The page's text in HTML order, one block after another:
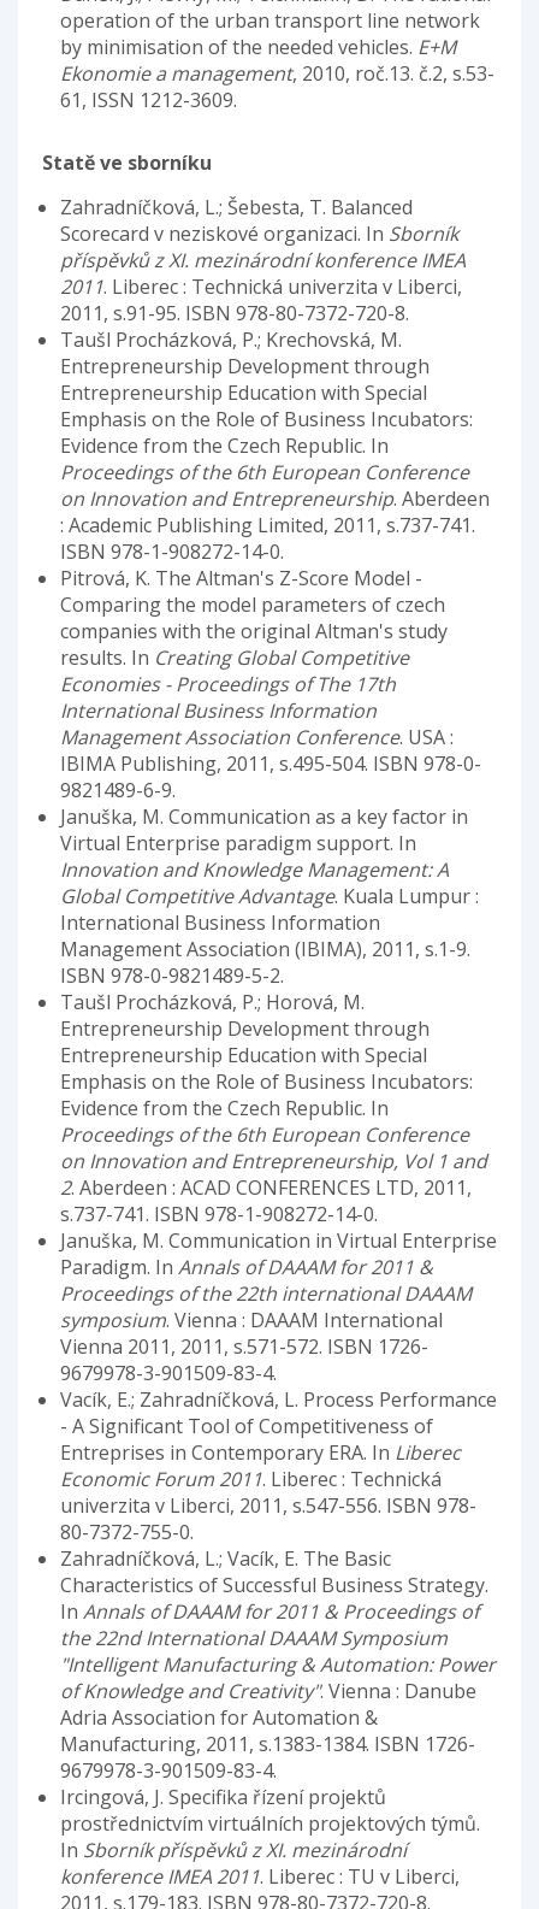
operation of the urban transport line network
by minimisation of the needed vehicles. E+M
Ekonomie a management, 2010, roč.13. č.2, s.53-
61, ISSN 1212-3609.
Statě ve sborníku
Zahradníčková, L.; Šebesta, T. Balanced
Scorecard v neziskové organizaci. In Sborník
příspěvků z XI. mezinárodní konference IMEA
2011. Liberec : Technická univerzita v Liberci,
2011, s.91-95. ISBN 978-80-7372-720-8.
Taušl Procházková, P.; Krechovská, M.
Entrepreneurship Development through
Entrepreneurship Education with Special
Emphasis on the Role of Business Incubators:
Evidence from the Czech Republic. In
Proceedings of the 6th European Conference
on Innovation and Entrepreneurship. Aberdeen
: Academic Publishing Limited, 2011, s.737-741.
ISBN 978-1-908272-14-0.
Pitrová, K. The Altman's Z-Score Model -
Comparing the model parameters of czech
companies with the original Altman's study
results. In Creating Global Competitive
Economies - Proceedings of The 17th
International Business Information
Management Association Conference. USA :
IBIMA Publishing, 2011, s.495-504. ISBN 978-0-
9821489-6-9.
Januška, M. Communication as a key factor in
Virtual Enterprise paradigm support. In
Innovation and Knowledge Management: A
Global Competitive Advantage. Kuala Lumpur :
International Business Information
Management Association (IBIMA), 2011, s.1-9.
ISBN 978-0-9821489-5-2.
Taušl Procházková, P.; Horová, M.
Entrepreneurship Development through
Entrepreneurship Education with Special
Emphasis on the Role of Business Incubators:
Evidence from the Czech Republic. In
Proceedings of the 6th European Conference
on Innovation and Entrepreneurship, Vol 1 and
2. Aberdeen : ACAD CONFERENCES LTD, 2011,
s.737-741. ISBN 978-1-908272-14-0.
Januška, M. Communication in Virtual Enterprise
Paradigm. In Annals of DAAAM for 2011 &
Proceedings of the 22th international DAAAM
symposium. Vienna : DAAAM International
Vienna 2011, 2011, s.571-572. ISBN 1726-
9679978-3-901509-83-4.
Vacík, E.; Zahradníčková, L. Process Performance
- A Significant Tool of Competitiveness of
Entreprises in Contemporary ERA. In Liberec
Economic Forum 2011. Liberec : Technická
univerzita v Liberci, 2011, s.547-556. ISBN 978-
80-7372-755-0.
Zahradníčková, L.; Vacík, E. The Basic
Characteristics of Successful Business Strategy.
In Annals of DAAAM for 2011 & Proceedings of
the 22nd International DAAAM Symposium
"Intelligent Manufacturing & Automation: Power
of Knowledge and Creativity". Vienna : Danube
Adria Association for Automation &
Manufacturing, 2011, s.1383-1384. ISBN 1726-
9679978-3-901509-83-4.
Ircingová, J. Specifika řízení projektů
prostřednictvím virtuálních projektových týmů.
In Sborník příspěvků z XI. mezinárodní
konference IMEA 2011. Liberec : TU v Liberci,
2011, s.179-183. ISBN 978-80-7372-720-8.